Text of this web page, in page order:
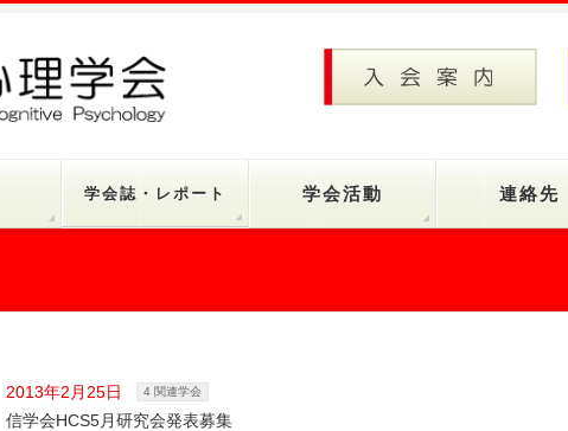
学会誌・レポート 学会活動 連絡先
2013年2月25日 4 関連学会
信学会HCS5月研究会発表募集